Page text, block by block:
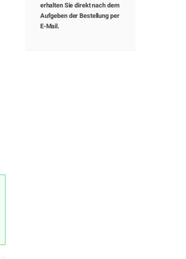
erhalten Sie direkt nach dem
Aufgeben der Bestellung per
E-Mail.